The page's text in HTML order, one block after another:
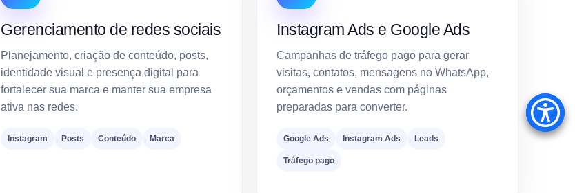
Gerenciamento de redes sociais
Planejamento, criação de conteúdo, posts,
identidade visual e presença digital para
fortalecer sua marca e manter sua empresa
ativa nas redes.
Instagram Posts Conteúdo Marca
Instagram Ads e Google Ads
Campanhas de tráfego pago para gerar
visitas, contatos, mensagens no WhatsApp,
orçamentos e vendas com páginas
preparadas para converter.
Google Ads Instagram Ads Leads
Tráfego pago